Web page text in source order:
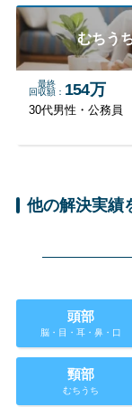
むちう
最終
回収額
154万
30代男性・公務員
他の解決実績
頭部
脳・目・耳・鼻・口
頸部
むちうち